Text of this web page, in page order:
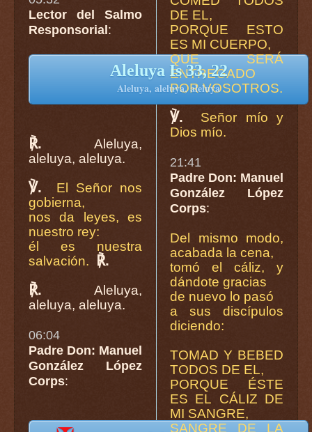
Lector del Salmo
Responsorial:
Aleluya Is 33, 22
Aleluya, aleluya, aleluya
℟.
Aleluya,
aleluya, aleluya.
℣.
El Señor nos
gobierna,
nos da leyes, es
nuestro rey:
él es nuestra
salvación.
℟.
℟.
Aleluya,
aleluya, aleluya.
06:04
Padre Don: Manuel
González López
Corps:
DE EL,
PORQUE ESTO
ES MI CUERPO,
QUE SERÁ
ENTREGADO
POR VOSOTROS.
℣.
Señor mío y
Dios mío.
21:41
Padre Don: Manuel
González López
Corps:
Del mismo modo,
acabada la cena,
tomó el cáliz, y
dándote gracias
de nuevo lo pasó
a sus discípulos
diciendo:
TOMAD Y BEBED
TODOS DE EL,
PORQUE ÉSTE
ES EL CÁLIZ DE
MI SANGRE,
SANGRE DE LA